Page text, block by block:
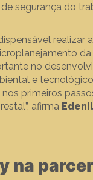
segurança do
realizar
da
no
e
primeiros
afirma
na